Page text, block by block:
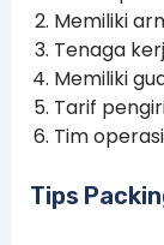
Memiliki
Tenaga
Memiliki
Tarif
Tim
Tips